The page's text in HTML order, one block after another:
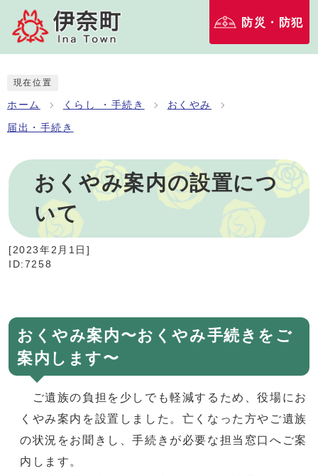
防災・防犯
現在位置
ホーム くらし ・手続き おくやみ
届出・手続き
おくやみ案内の設置につ
いて
[2023年2月1日]
ID:7258
おくやみ案内〜おくやみ手続きをご
案内します〜
ご遺族の負担を少しでも軽減するため、役場にお
くやみ案内を設置しました。亡くなった方やご遺族
の状況をお聞きし、手続きが必要な担当窓口へご案
内します。